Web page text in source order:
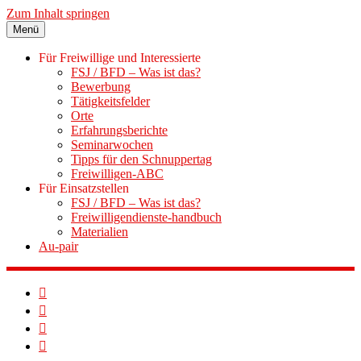
Zum Inhalt springen
Menü
Für Freiwillige und Interessierte
FSJ / BFD – Was ist das?
Bewerbung
Tätigkeitsfelder
Orte
Erfahrungsberichte
Seminarwochen
Tipps für den Schnuppertag
Freiwilligen-ABC
Für Einsatzstellen
FSJ / BFD – Was ist das?
Freiwilligendienste-handbuch
Materialien
Au-pair